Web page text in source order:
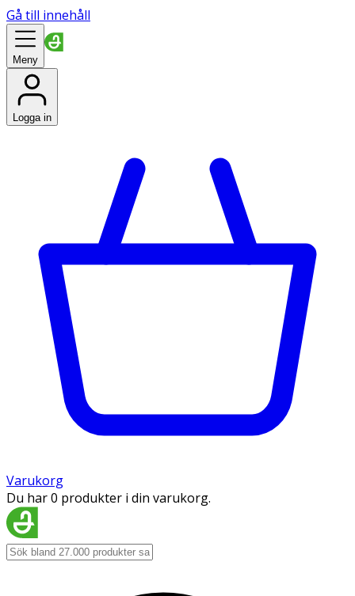
Gå till innehåll
Meny
Logga in
Varukorg
Du har 0 produkter i din varukorg.